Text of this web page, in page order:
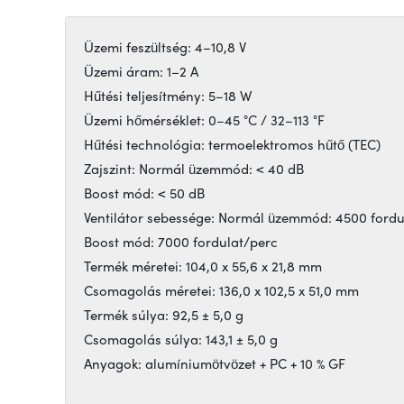
Üzemi feszültség: 4–10,8 V
Üzemi áram: 1–2 A
Hűtési teljesítmény: 5–18 W
Üzemi hőmérséklet: 0–45 °C / 32–113 °F
Hűtési technológia: termoelektromos hűtő (TEC)
Zajszint: Normál üzemmód: < 40 dB
Boost mód: < 50 dB
Ventilátor sebessége: Normál üzemmód: 4500
Boost mód: 7000 fordulat/perc
Termék méretei: 104,0 x 55,6 x 21,8 mm
Csomagolás méretei: 136,0 x 102,5 x 51,0 mm
Termék súlya: 92,5 ± 5,0 g
Csomagolás súlya: 143,1 ± 5,0 g
Anyagok: alumíniumötvözet + PC + 10 % GF